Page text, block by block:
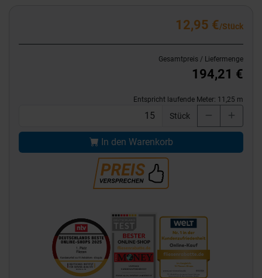
12,95 €/Stück
Gesamtpreis / Liefermenge
194,21 €
Entspricht laufende Meter: 11,25 m
Stück
In den Warenkorb